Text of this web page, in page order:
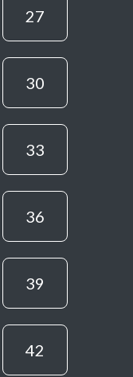
27
30
33
36
39
42